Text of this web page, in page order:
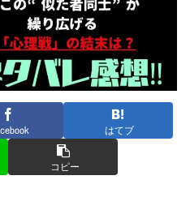
はてブ
コピー